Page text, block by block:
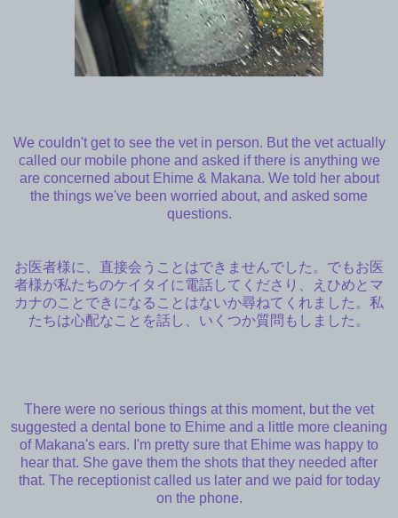
We couldn't get to see the vet in person. But the vet actually
called our mobile phone and asked if there is anything we
are concerned about Ehime & Makana. We told her about
the things we've been worried about, and asked some
questions.
お医者様に、直接会うことはできませんでした。でもお医
者様が私たちのケイタイに電話してくださり、えひめとマ
カナのことできになることはないか尋ねてくれました。私
たちは心配なことを話し、いくつか質問もしました。
There were no serious things at this moment, but the vet
suggested a dental bone to Ehime and a little more cleaning
of Makana's ears. I'm pretty sure that Ehime was happy to
hear that. She gave them the shots that they needed after
that. The receptionist called us later and we paid for today
on the phone.